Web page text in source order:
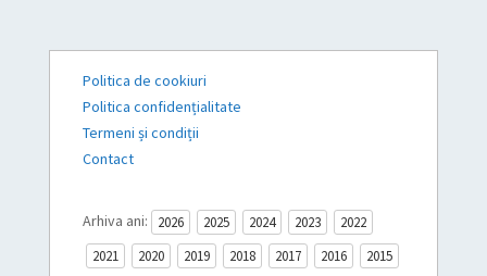
Politica de cookiuri
Politica confidențialitate
Termeni și condiții
Contact
Arhiva ani: 2026 2025 2024 2023
2022
2021
2020 2019 2018 2017 2016
2015